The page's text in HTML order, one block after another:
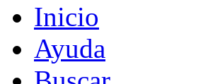
Inicio
Ayuda